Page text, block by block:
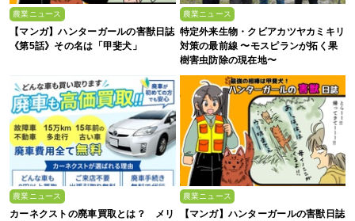
農業ニュース
【マンガ】ハンターガールの害獣日誌
《第5話》その名は「甲斐犬」
農業ニュース
特定外来生物・クビアカツヤカミキリ
対策の最前線 〜モスピランが拓く果
樹害虫防除の現在地〜
農業ニュース
カーネクストの廃車買取とは？ メリ
農業ニュース
【マンガ】ハンターガールの害獣日誌